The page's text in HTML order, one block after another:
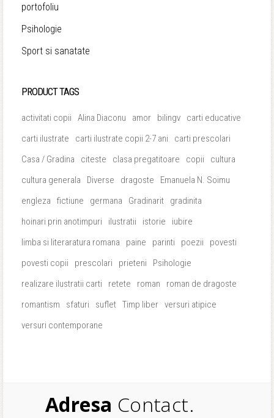
portofoliu
Psihologie
Sport si sanatate
PRODUCT TAGS
activitati copii Alina Diaconu amor bilingv
carti educative
carti ilustrate
carti ilustrate copii 2-7 ani
carti prescolari
Casa / Gradina
citeste clasa pregatitoare copii
cultura
cultura generala
Diverse dragoste
Emanuela N. Soimu
engleza
fictiune germana Gradinarit
gradinita
hoinari prin anotimpuri
ilustratii istorie
iubire
limba si literaratura romana
paine parinti poezii
povesti
povesti copii
prescolari prieteni
Psihologie
realizare ilustratii carti
retete roman
roman de dragoste
romantism
sfaturi suflet Timp liber versuri atipice
versuri contemporane
Adresa Contact.